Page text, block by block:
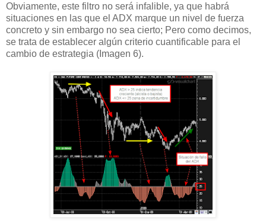
Obviamente, este filtro no será infalible, ya que habrá
situaciones en las que el ADX marque un nivel de fuerza
concreto y sin embargo no sea cierto; Pero como decimos,
se trata de establecer algún criterio cuantificable para el
cambio de estrategia (Imagen 6).